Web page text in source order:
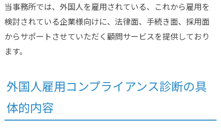
当事務所では、外国人を雇用されている、これから雇用を
検討されている企業様向けに、法律面、手続き面、採用面
からサポートさせていただく顧問サービスを提供しており
ます。
外国人雇用コンプライアンス診断の具
体的内容